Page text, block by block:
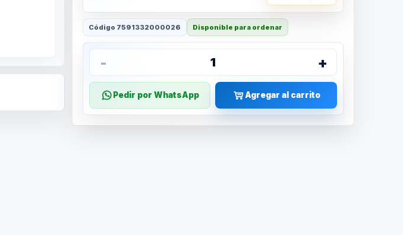
Código 7591332000026 Disponible para ordenar
- 1 +
Pedir por WhatsApp Agregar al carrito